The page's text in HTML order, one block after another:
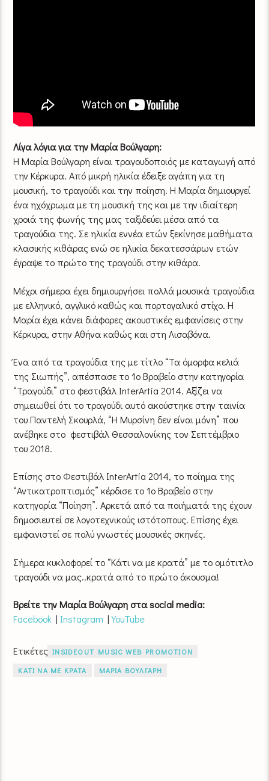
Λίγα λόγια για την Μαρία Βούλγαρη:
Η Μαρία Βούλγαρη είναι τραγουδοποιός με καταγωγή από
την Κέρκυρα. Από μικρή ηλικία έδειξε αγάπη για τη
μουσική, το τραγούδι και την ποίηση. Η Μαρία δημιουργεί
ένα ηχόχρωμα με τη μουσική της και με την ιδιαίτερη
χροιά της φωνής της μας ταξιδεύει μέσα από τα
τραγούδια της. Σε ηλικία εννέα ετών ξεκίνησε μαθήματα
κλασικής κιθάρας ενώ σε ηλικία δεκατεσσάρων ετών
έγραψε το πρώτο της τραγούδι στην κιθάρα.
Μέχρι σήμερα έχει δημιουργήσει πολλά μουσικά τραγούδια
με ελληνικό, αγγλικό καθώς και πορτογαλικό στίχο. Η
Μαρία έχει κάνει διάφορες ακουστικές εμφανίσεις στην
Κέρκυρα, στην Αθήνα καθώς και στη Λισαβόνα.
Ένα από τα τραγούδια της με τίτλο “Τα όμορφα κελιά
της Σιωπής”, απέσπασε το 1ο Βραβείο στην κατηγορία
“Τραγούδι” στο φεστιβάλ InterArtia 2014. Αξίζει να
σημειωθεί ότι το τραγούδι αυτό ακούστηκε στην ταινία
του Παντελή Σκουρλά, “Η Μυρσίνη δεν είναι μόνη” που
ανέβηκε στο φεστιβάλ Θεσσαλονίκης τον Σεπτέμβριο
του 2018.
Επίσης στο Φεστιβάλ ΙnterArtia 2014, το ποίημα της
“Αντικατροπτισμός” κέρδισε το 1ο Βραβείο στην
κατηγορία “Ποίηση”. Αρκετά από τα ποιήματά της έχουν
δημοσιευτεί σε λογοτεχνικούς ιστότοπους. Επίσης έχει
εμφανιστεί σε πολύ γνωστές μουσικές σκηνές.
Σήμερα κυκλοφορεί το “Κάτι να με κρατά” με το ομότιτλο
τραγούδι να μας..κρατά από το πρώτο άκουσμα!
Βρείτε την Μαρία Βούλγαρη στα social media:
Facebook | Instagram |YouTube
Ετικέτες INSIDEOUT MUSIC WEB PROMOTION
ΚΑΤΙ ΝΑ ΜΕ ΚΡΑΤΑ
ΜΑΡΙΑ ΒΟΥΛΓΑΡΗ